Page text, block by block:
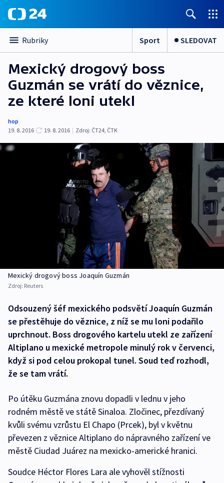
Rubriky Sport SLEDOVAT
Mexický drogový boss
Guzmán se vrátí do věznice,
ze které loni utekl
hop
19. 8. 2016
19. 8. 2016 | Zdroj: ČT24, ČTK
Mexický drogový boss Joaquín Guzmán
Zdroj: Reuters
Odsouzený šéf mexického podsvětí Joaquín Guzmán
se přestěhuje do věznice, z níž se mu loni podařilo
uprchnout. Boss drogového kartelu utekl ze zařízení
Altiplano u mexické metropole minulý rok v červenci,
když si pod celou prokopal tunel. Soud teď rozhodl,
že se tam vrátí.
Po útěku Guzmána znovu dopadli v lednu v jeho
rodném městě ve státě Sinaloa. Zločinec, přezdívaný
kvůli svému vzrůstu El Chapo (Prcek), byl v květnu
převezen z věznice Altiplano do nápravného zařízení ve
městě Ciudad Juárez na mexicko-americké hranici.
Soudce Héctor Flores Lara ale vyhověl stížnosti